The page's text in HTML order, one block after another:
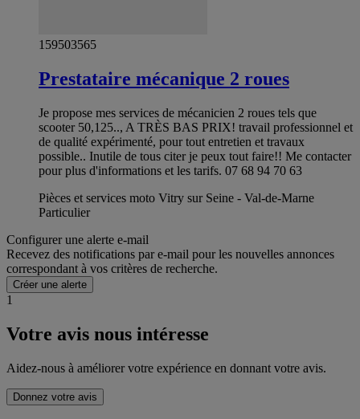
159503565
Prestataire mécanique 2 roues
Je propose mes services de mécanicien 2 roues tels que
scooter 50,125.., A TRÈS BAS PRIX! travail professionnel et
de qualité expérimenté, pour tout entretien et travaux
possible.. Inutile de tous citer je peux tout faire!! Me contacter
pour plus d'informations et les tarifs. 07 68 94 70 63
Pièces et services moto Vitry sur Seine - Val-de-Marne
Particulier
Configurer une alerte e-mail
Recevez des notifications par e-mail pour les nouvelles annonces
correspondant à vos critères de recherche.
Créer une alerte
1
Votre avis nous intéresse
Aidez-nous à améliorer votre expérience en donnant votre avis.
Donnez votre avis